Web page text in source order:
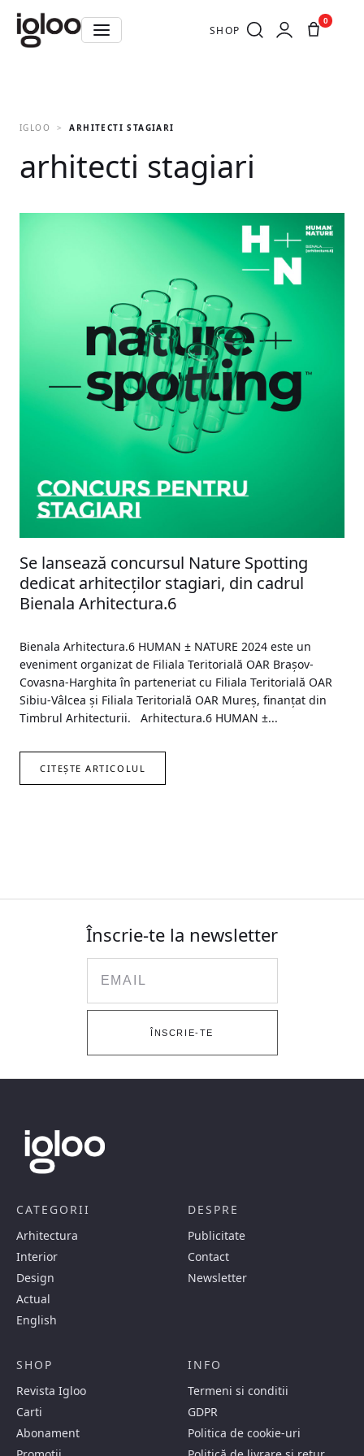
SHOP
0
IGLOO ARHITECTI STAGIARI
arhitecti stagiari
Se lansează concursul Nature Spotting
dedicat arhitecților stagiari, din cadrul
Bienala Arhitectura.6
Bienala Arhitectura.6 HUMAN ± NATURE 2024 este un
eveniment organizat de Filiala Teritorială OAR Brașov-
Covasna-Harghita în parteneriat cu Filiala Teritorială OAR
Sibiu-Vâlcea și Filiala Teritorială OAR Mureș, finanțat din
Timbrul Arhitecturii. Arhitectura.6 HUMAN ±...
CITEȘTE ARTICOLUL
Înscrie-te la newsletter
ÎNSCRIE-TE
CATEGORII
Arhitectura
Interior
Design
Actual
English
DESPRE
Publicitate
Contact
Newsletter
SHOP
Revista Igloo
Carti
Abonament
INFO
Termeni si conditii
GDPR
Politica de cookie-uri